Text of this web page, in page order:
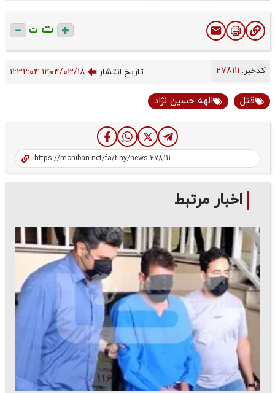
ت ت
کدخبر: تاریخ انتشار ۱۴۰۴/۰۳/۱۸ ۱۱:۳۲:۰۴
قتل الهه حسین‌ نژاد
اخبار مرتبط